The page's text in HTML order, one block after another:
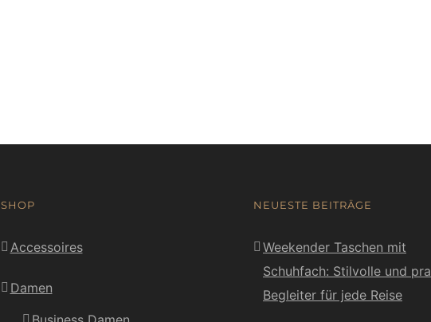
SHOP
Accessoires
Damen
NEUESTE BEITRÄGE
Weekender Taschen mit
Schuhfach: Stilvolle und
Begleiter für jede Reise